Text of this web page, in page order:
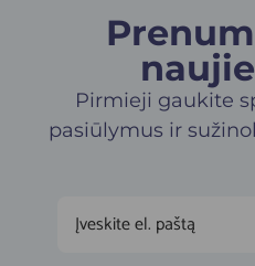
Pirmieji gaukite
pasiūlymus ir